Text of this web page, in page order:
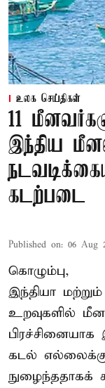
உலக செய்திகள்
11
இந்திய
கடற்படை
Published on: 06 Aug
கொழும்பு,
இந்தியா
உறவுகளில்
பிரச்சினையாக
கடல்
நுழைந்ததாகக்